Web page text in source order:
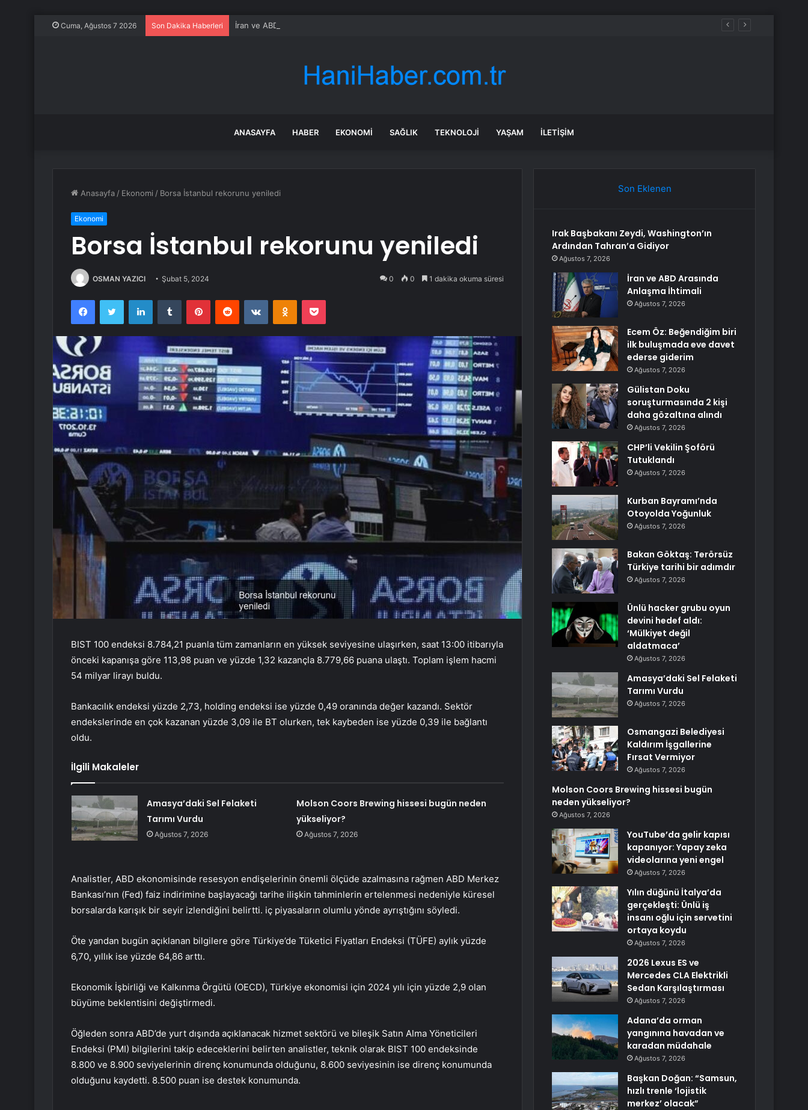
Cuma, Ağustos 7 2026 Son Dakika Haberleri İran ve ABD Arasında Anlaşma İhtimali
ANASAYFA HABER EKONOMI SAĞLIK TEKNOLOJI YAŞAM İLETIŞIM
Anasayfa / Ekonomi / Borsa İstanbul rekorunu yeniledi
Ekonomi
Borsa İstanbul rekorunu yeniledi
OSMAN YAZICI Şubat 5, 2024 0 0 1 dakika okuma süresi
FacebookTwitter LinkedInTumblr PinterestReddit VKontakteOdnoklassniki
Pocket
BIST 100 endeksi 8.784,21 puanla tüm zamanların en yüksek seviyesine ulaşırken, saat 13:00 itibarıyla
önceki kapanışa göre 113,98 puan ve yüzde 1,32 kazançla 8.779,66 puana ulaştı. Toplam işlem hacmi
54 milyar lirayı buldu.
Bankacılık endeksi yüzde 2,73, holding endeksi ise yüzde 0,49 oranında değer kazandı. Sektör
endekslerinde en çok kazanan yüzde 3,09 ile BT olurken, tek kaybeden ise yüzde 0,39 ile bağlantı
oldu.
İlgili Makaleler
Amasya’daki Sel Felaketi
Tarımı Vurdu
Ağustos 7, 2026
Molson Coors Brewing hissesi bugün neden
yükseliyor?
Ağustos 7, 2026
Analistler, ABD ekonomisinde resesyon endişelerinin önemli ölçüde azalmasına rağmen ABD Merkez
Bankası’nın (Fed) faiz indirimine başlayacağı tarihe ilişkin tahminlerin ertelenmesi nedeniyle küresel
borsalarda karışık bir seyir izlendiğini belirtti. iç piyasaların olumlu yönde ayrıştığını söyledi.
Öte yandan bugün açıklanan bilgilere göre Türkiye’de Tüketici Fiyatları Endeksi (TÜFE) aylık yüzde
6,70, yıllık ise yüzde 64,86 arttı.
Ekonomik İşbirliği ve Kalkınma Örgütü (OECD), Türkiye ekonomisi için 2024 yılı için yüzde 2,9 olan
büyüme beklentisini değiştirmedi.
Öğleden sonra ABD’de yurt dışında açıklanacak hizmet sektörü ve bileşik Satın Alma Yöneticileri
Endeksi (PMI) bilgilerini takip edeceklerini belirten analistler, teknik olarak BIST 100 endeksinde
8.800 ve 8.900 seviyelerinin direnç konumunda olduğunu, 8.600 seviyesinin ise direnç konumunda
olduğunu kaydetti. 8.500 puan ise destek konumunda.
Son Eklenen
Irak Başbakanı Zeydi, Washington’ın
Ardından Tahran’a Gidiyor
Ağustos 7, 2026
İran ve ABD Arasında
Anlaşma İhtimali
Ağustos 7, 2026
Ecem Öz: Beğendiğim biri
ilk buluşmada eve davet
ederse giderim
Ağustos 7, 2026
Gülistan Doku
soruşturmasında 2 kişi
daha gözaltına alındı
Ağustos 7, 2026
CHP’li Vekilin Şoförü
Tutuklandı
Ağustos 7, 2026
Kurban Bayramı’nda
Otoyolda Yoğunluk
Ağustos 7, 2026
Bakan Göktaş: Terörsüz
Türkiye tarihi bir adımdır
Ağustos 7, 2026
Ünlü hacker grubu oyun
devini hedef aldı:
‘Mülkiyet değil
aldatmaca’
Ağustos 7, 2026
Amasya’daki Sel Felaketi
Tarımı Vurdu
Ağustos 7, 2026
Osmangazi Belediyesi
Kaldırım İşgallerine
Fırsat Vermiyor
Ağustos 7, 2026
Molson Coors Brewing hissesi bugün
neden yükseliyor?
Ağustos 7, 2026
YouTube’da gelir kapısı
kapanıyor: Yapay zeka
videolarına yeni engel
Ağustos 7, 2026
Yılın düğünü İtalya’da
gerçekleşti: Ünlü iş
insanı oğlu için servetini
ortaya koydu
Ağustos 7, 2026
2026 Lexus ES ve
Mercedes CLA Elektrikli
Sedan Karşılaştırması
Ağustos 7, 2026
Adana’da orman
yangınına havadan ve
karadan müdahale
Ağustos 7, 2026
Başkan Doğan: “Samsun,
hızlı trenle ‘lojistik
merkez’ olacak”